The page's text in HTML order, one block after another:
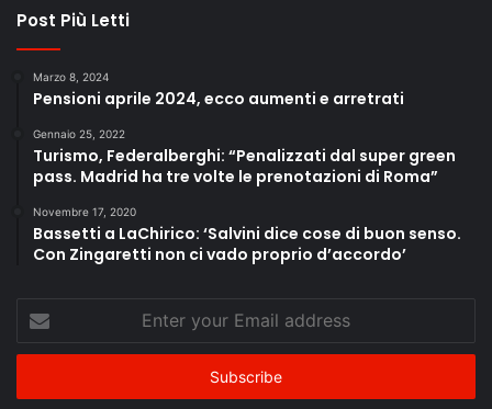
Post Più Letti
Marzo 8, 2024
Pensioni aprile 2024, ecco aumenti e arretrati
Gennaio 25, 2022
Turismo, Federalberghi: “Penalizzati dal super green
pass. Madrid ha tre volte le prenotazioni di Roma”
Novembre 17, 2020
Bassetti a LaChirico: ‘Salvini dice cose di buon senso.
Con Zingaretti non ci vado proprio d’accordo’
your
Email